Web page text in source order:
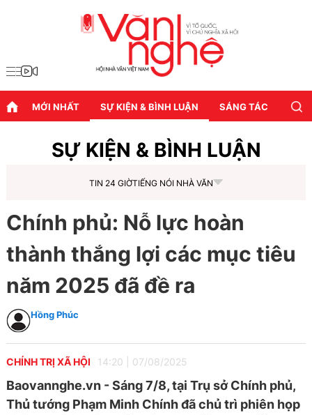
MỚI NHẤT SỰ KIỆN & BÌNH LUẬN SÁNG TÁC
SỰ KIỆN & BÌNH LUẬN
TIN 24 GIỜTIẾNG NÓI NHÀ VĂN
Chính phủ: Nỗ lực hoàn
thành thắng lợi các mục tiêu
năm 2025 đã đề ra
Hồng Phúc
CHÍNH TRỊ XÃ HỘI 14:20 07/08/2025
Baovannghe.vn - Sáng 7/8, tại Trụ sở Chính phủ,
Thủ tướng Phạm Minh Chính đã chủ trì phiên họp